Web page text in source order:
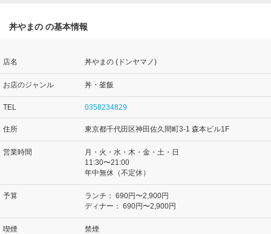
丼やまの の基本情報
店名 丼やまの (ドンヤマノ)
お店のジャンル 丼・釜飯
TEL 0358234829
住所 東京都千代田区神田佐久間町3-1 森本ビル1F
営業時間
月・火・水・木・金・土・日
11:30〜21:00
年中無休（不定休）
予算 ランチ： 690円〜2,900円
ディナー： 690円〜2,900円
喫煙 禁煙